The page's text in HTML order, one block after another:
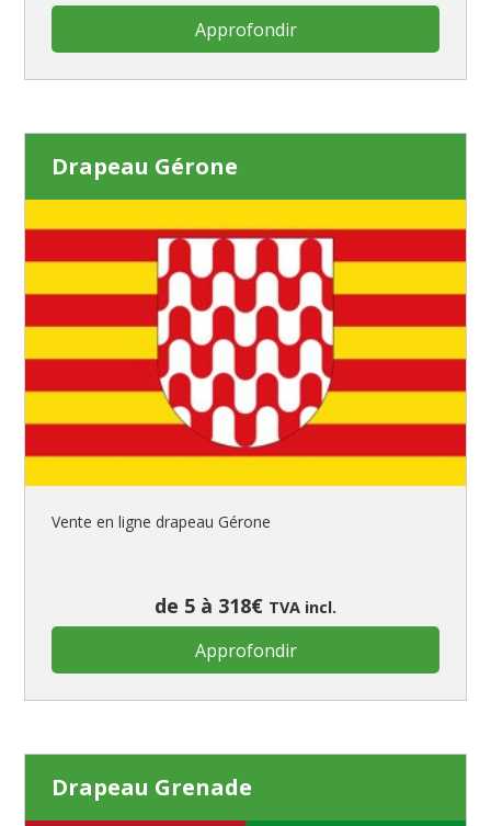
Approfondir
Drapeau Gérone
Vente en ligne drapeau Gérone
de 5 à 318€ TVA incl.
Approfondir
Drapeau Grenade